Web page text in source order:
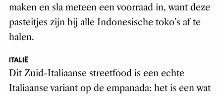
maken en sla meteen een voorraad in, want deze
pasteitjes zijn bij alle Indonesische toko’s af te
halen.
ITALIË
Dit Zuid-Italiaanse streetfood is een echte
Italiaanse variant op de empanada: het is een wat